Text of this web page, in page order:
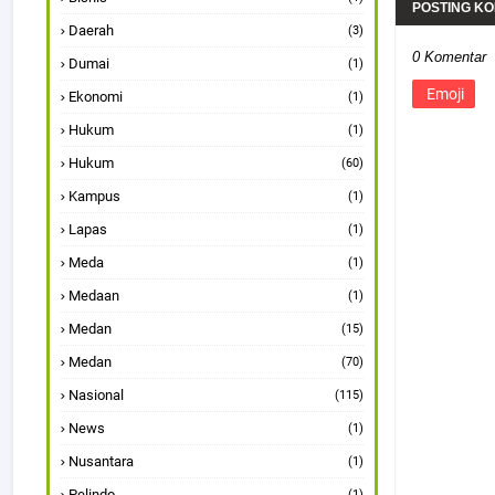
Daerah (3)
Dumai (1)
Ekonomi (1)
Hukum (1)
Hukum (60)
Kampus (1)
Lapas (1)
Meda (1)
Medaan (1)
Medan (15)
Medan (70)
Nasional (115)
News (1)
Nusantara (1)
POSTING
0 Komentar
Emoji